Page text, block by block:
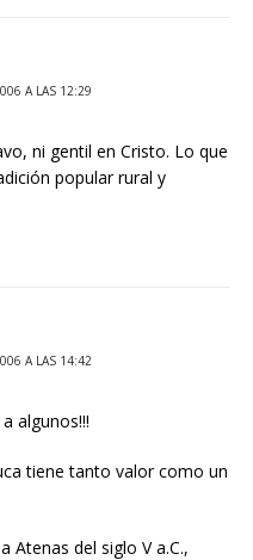
A LAS 12:29
ni gentil en Cristo. Lo que
popular rural y
A LAS 14:42
algunos!!!
tiene tanto valor como un
Atenas del siglo V a.C.,